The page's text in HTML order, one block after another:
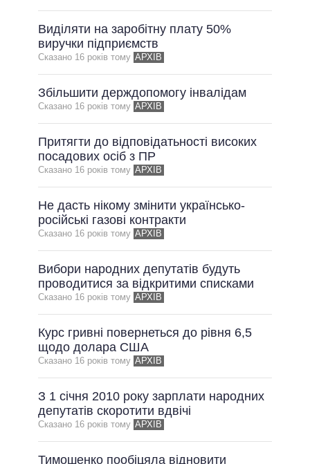
Виділяти на заробітну плату 50%
виручки підприємств
Сказано 16 рокiв тому АРХІВ
Збільшити держдопомогу інвалідам
Сказано 16 рокiв тому АРХІВ
Притягти до відповідатьності високих
посадових осіб з ПР
Сказано 16 рокiв тому АРХІВ
Не дасть нікому змінити українсько-
російські газові контракти
Сказано 16 рокiв тому АРХІВ
Вибори народних депутатів будуть
проводитися за відкритими списками
Сказано 16 рокiв тому АРХІВ
Курс гривні повернеться до рівня 6,5
щодо долара США
Сказано 16 рокiв тому АРХІВ
З 1 січня 2010 року зарплати народних
депутатів скоротити вдвічі
Сказано 16 рокiв тому АРХІВ
Тимошенко пообіцяла відновити